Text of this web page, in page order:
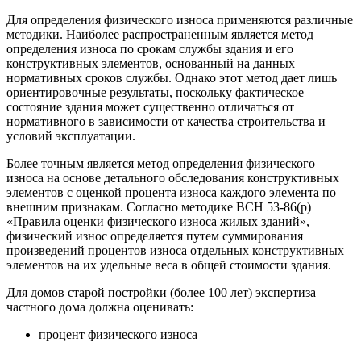
Для определения физического износа применяются различные
методики. Наиболее распространенным является метод
определения износа по срокам службы здания и его
конструктивных элементов, основанный на данных
нормативных сроков службы. Однако этот метод дает лишь
ориентировочные результаты, поскольку фактическое
состояние здания может существенно отличаться от
нормативного в зависимости от качества строительства и
условий эксплуатации.
Более точным является метод определения физического
износа на основе детального обследования конструктивных
элементов с оценкой процента износа каждого элемента по
внешним признакам. Согласно методике ВСН 53-86(р)
«Правила оценки физического износа жилых зданий»,
физический износ определяется путем суммирования
произведений процентов износа отдельных конструктивных
элементов на их удельные веса в общей стоимости здания.
Для домов старой постройки (более 100 лет) экспертиза
частного дома должна оценивать:
процент физического износа